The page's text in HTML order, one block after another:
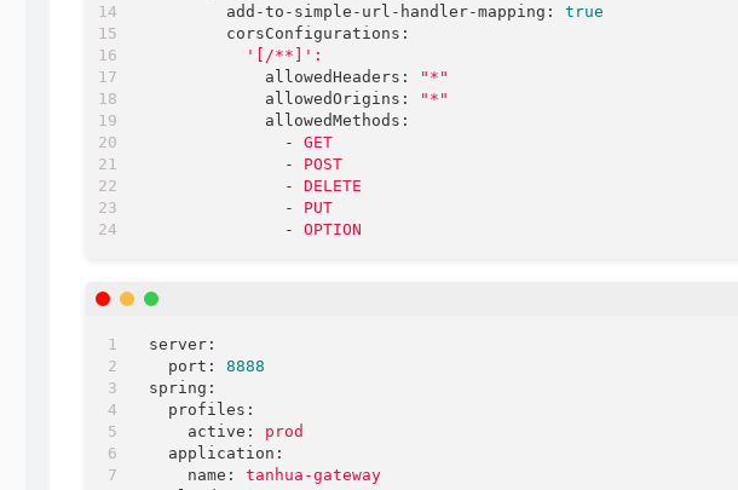
add-to-simple-url-handler-mapping:
true
corsConfigurations:
'[/**]' :
allowedHeaders:
"*"
allowedOrigins:
"*"
allowedMethods:
-
GET
-
POST
-
DELETE
-
PUT
-
OPTION
server:
port:
8888
spring:
profiles:
active:
prod
application:
name:
tanhua-gateway